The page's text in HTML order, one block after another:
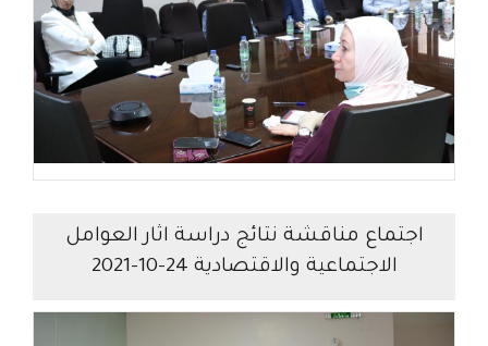
اجتماع مناقشة نتائج دراسة اثار العوامل
الاجتماعية والاقتصادية 24-10-2021